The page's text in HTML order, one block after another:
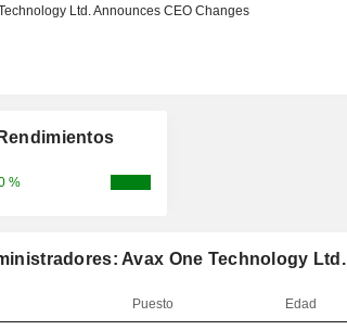
Ltd. Announces CEO Changes
%
Avax One Technology Ltd.
Puesto Edad